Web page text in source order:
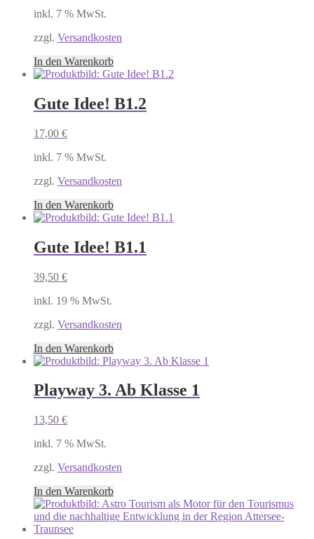
inkl. 7 % MwSt.
zzgl. Versandkosten
In den Warenkorb
Gute Idee! B1.2
17,00 €
inkl. 7 % MwSt.
zzgl. Versandkosten
In den Warenkorb
Gute Idee! B1.1
39,50 €
inkl. 19 % MwSt.
zzgl. Versandkosten
In den Warenkorb
Playway 3. Ab Klasse 1
13,50 €
inkl. 7 % MwSt.
zzgl. Versandkosten
In den Warenkorb